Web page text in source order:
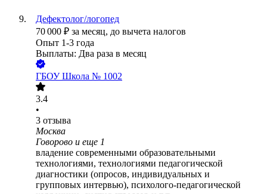
Дефектолог/логопед
70 000 ₽ за месяц, до вычета налогов
Опыт 1-3 года
Выплаты: Два раза в месяц
ГБОУ Школа № 1002
3.4
•
3 отзыва
Москва
Говорово и еще 1
владение современными образовательными
технологиями, технологиями педагогической
диагностики (опросов, индивидуальных и
групповых интервью), психолого-педагогической